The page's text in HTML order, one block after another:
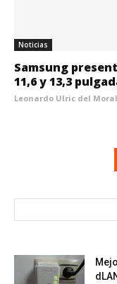
Noticias
Samsung
11,6 y 13,3
Leonardo Ulric del Moral